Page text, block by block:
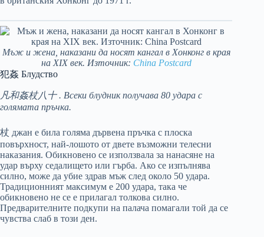
Мъж и жена, наказани да носят кангал в Хонконг в края
на XIX век. Източник: China Postcard
犯姦 Блудство
凡和姦杖八十 . Всеки блудник получава 80 удара с
голямата пръчка.
杖 джан е била голяма дървена пръчка с плоска
повърхност, най-лошото от двете възможни телесни
наказания. Обикновено се използвала за нанасяне на
удар върху седалището или гърба. Ако се изпълнява
силно, може да убие здрав мъж след около 50 удара.
Традиционният максимум е 200 удара, така че
обикновено не се e прилагал толкова силно.
Предварителните подкупи на палача помагали той да се
чувства слаб в този ден.